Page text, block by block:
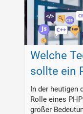
Welche
sollte ein
In der heutigen
Rolle eines
großer